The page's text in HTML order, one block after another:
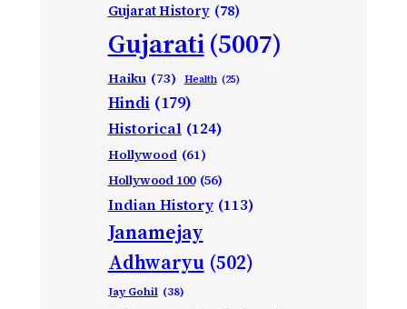
Gujarat History (78)
Gujarati(5007)
Haiku (73) Health (25)
Hindi (179)
Historical (124)
Hollywood (61)
Hollywood 100 (56)
Indian History (113)
Janamejay
Adhwaryu (502)
Jay Gohil (38)